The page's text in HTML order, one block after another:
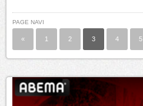
PAGE NAVI
« 1 2 3 4 5